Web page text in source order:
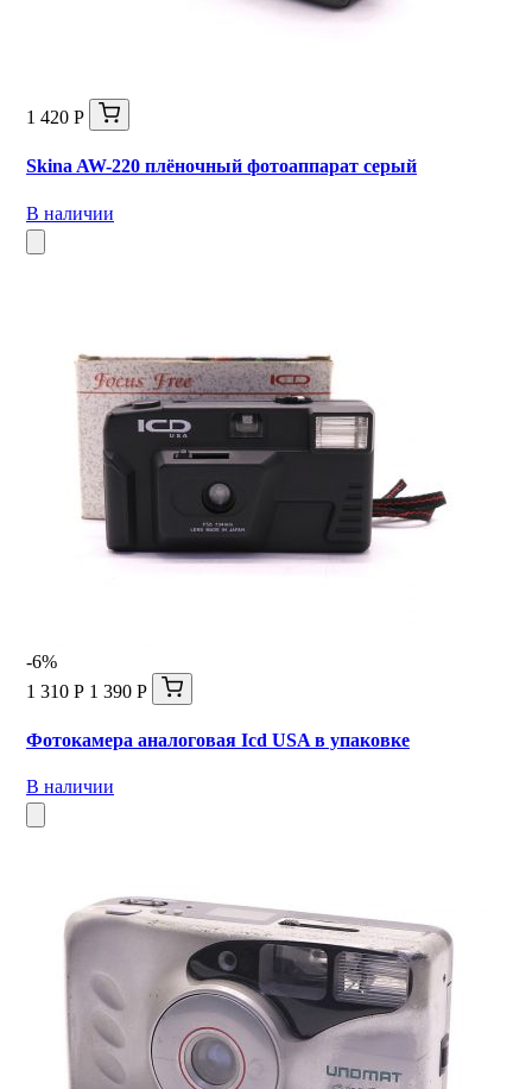
1 420 Р
Skina AW-220 плёночный фотоаппарат серый
В наличии
-6%
1 310 Р 1 390 Р
Фотокамера аналоговая Icd USA в упаковке
В наличии